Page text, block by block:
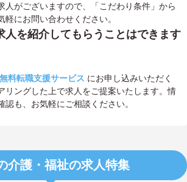
人がございますので、「こだわり条件」から
にお問い合わせください。
人を紹介してもらうことはできます
無料転職支援サービス にお申し込みいただく
リングした上で求人をご提案いたします。情
認も、お気軽にご相談ください。
介護・福祉の求人特集